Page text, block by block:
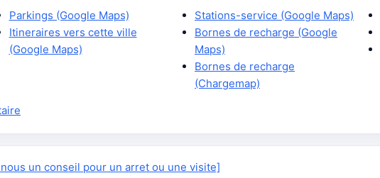
Parkings (Google Maps)
Itineraires vers cette ville
(Google Maps)
Stations-service (Google Maps)
Bornes de recharge (Google
Maps)
Bornes de recharge
(Chargemap)
un conseil pour un arret ou une visite]